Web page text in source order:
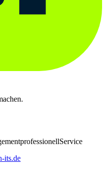
professionellService
its.de